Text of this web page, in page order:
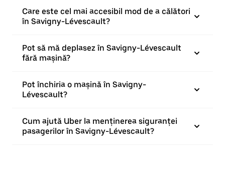
Care este cel mai accesibil mod de a călători
în Savigny-Lévescault?
Pot să mă deplasez în Savigny-Lévescault
fără mașină?
Pot închiria o mașină în Savigny-
Lévescault?
Cum ajută Uber la menținerea siguranței
pasagerilor în Savigny-Lévescault?